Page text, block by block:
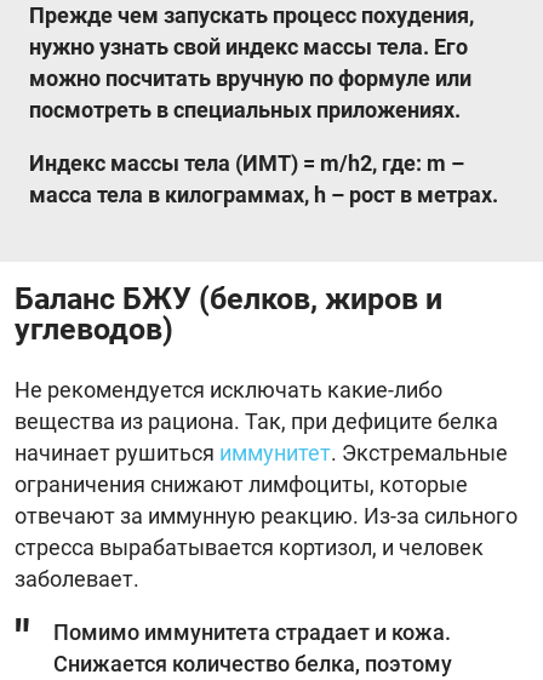
Прежде чем запускать процесс похудения,
нужно узнать свой индекс массы тела. Его
можно посчитать вручную по формуле или
посмотреть в специальных приложениях.
Индекс массы тела (ИМТ) = m/h2, где: m –
масса тела в килограммах, h – рост в метрах.
Баланс БЖУ (белков, жиров и
углеводов)
Не рекомендуется исключать какие-либо
вещества из рациона. Так, при дефиците белка
начинает рушиться иммунитет. Экстремальные
ограничения снижают лимфоциты, которые
отвечают за иммунную реакцию. Из-за сильного
стресса вырабатывается кортизол, и человек
заболевает.
Помимо иммунитета страдает и кожа.
Снижается количество белка, поэтому